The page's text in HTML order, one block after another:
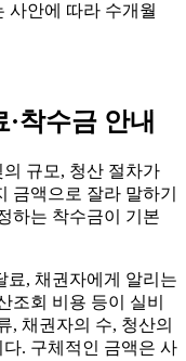
사안에 따라 수개월
착수금 안내
규모, 청산 절차가
금액으로 잘라 말하기
하는 착수금이 기본
료, 채권자에게 알리는
조회 비용 등이 실비
, 채권자의 수, 청산의
. 구체적인 금액은 사